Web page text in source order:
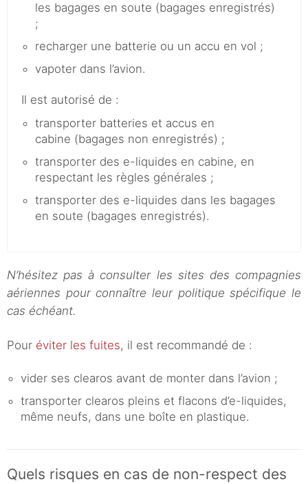
les bagages en soute (bagages enregistrés)
;
recharger une batterie ou un accu en vol ;
vapoter dans l’avion.
Il est autorisé de :
transporter batteries et accus en
cabine (bagages non enregistrés) ;
transporter des e-liquides en cabine, en
respectant les règles générales ;
transporter des e-liquides dans les bagages
en soute (bagages enregistrés).
N’hésitez pas à consulter les sites des compagnies
aériennes pour connaître leur politique spécifique le
cas échéant.
Pour éviter les fuites, il est recommandé de :
vider ses clearos avant de monter dans l’avion ;
transporter clearos pleins et flacons d’e-liquides,
même neufs, dans une boîte en plastique.
Quels risques en cas de non-respect des